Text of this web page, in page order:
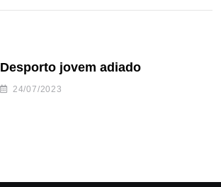
Desporto jovem adiado
24/07/2023